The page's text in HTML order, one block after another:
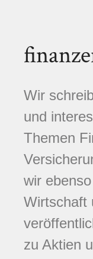
Wir
und
Themen
wir
Wirtschaft
zu Aktien